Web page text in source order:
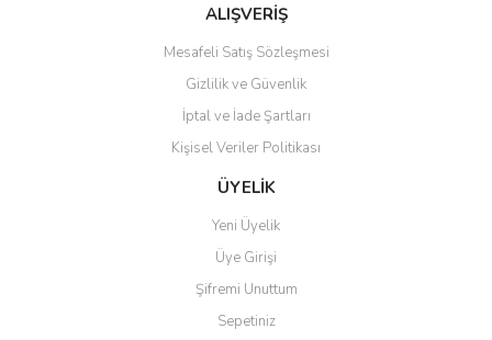
Ürün fiyatı diğer sitelerden daha pahalı.
Gönder
ALIŞVERİŞ
Mesafeli Satış Sözleşmesi
Gizlilik ve Güvenlik
İptal ve İade Şartları
Kişisel Veriler Politikası
ÜYELİK
Yeni Üyelik
Üye Girişi
Şifremi Unuttum
Sepetiniz